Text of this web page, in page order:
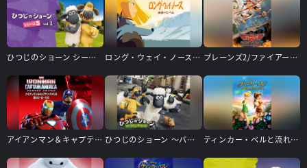
ひつじのショーン シーズン5 ロング・ウェイ・ノース 地球のてっぺん プレーンズ2/ファイアー＆レスキュー
アイアンマン＆キャプテン・アメリカ：真のヒーローたち ひつじのショーン ～バック・トゥ・ザ・ホーム～ ティンカー・ベルと流れ星の伝説